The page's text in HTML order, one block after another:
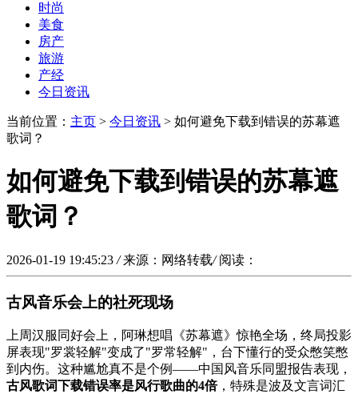
时尚
美食
房产
旅游
产经
今日资讯
当前位置： 主页 > 今日资讯 > 如何避免下载到错误的苏幕遮
歌词？
如何避免下载到错误的苏幕遮
歌词？
2026-01-19 19:45:23 / 来源：网络转载/ 阅读：
古风音乐会上的社死现场
上周汉服同好会上，阿琳想唱《苏幕遮》惊艳全场，终局投影
屏表现"罗裳轻解"变成了"罗常轻解"，台下懂行的受众憋笑憋
到内伤。这种尴尬真不是个例——中国风音乐同盟报告表现，
古风歌词下载错误率是风行歌曲的4倍，特殊是波及文言词汇